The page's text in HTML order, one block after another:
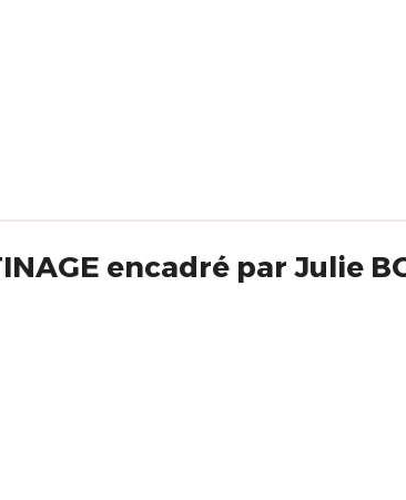
encadré par Julie